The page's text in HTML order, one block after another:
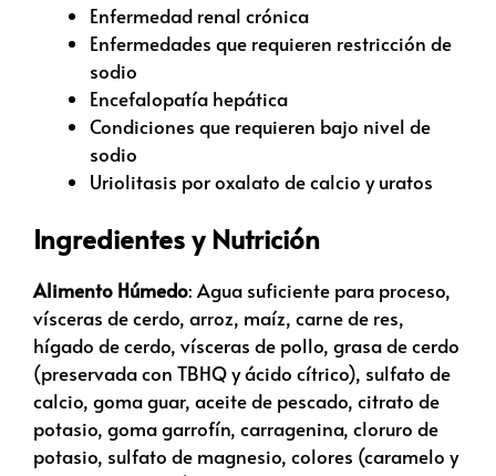
Enfermedad renal crónica
Enfermedades que requieren restricción de
sodio
Encefalopatía hepática
Condiciones que requieren bajo nivel de
sodio
Uriolitasis por oxalato de calcio y uratos
Ingredientes y Nutrición
Alimento Húmedo: Agua suficiente para proceso,
vísceras de cerdo, arroz, maíz, carne de res,
hígado de cerdo, vísceras de pollo, grasa de cerdo
(preservada con TBHQ y ácido cítrico), sulfato de
calcio, goma guar, aceite de pescado, citrato de
potasio, goma garrofín, carragenina, cloruro de
potasio, sulfato de magnesio, colores (caramelo y